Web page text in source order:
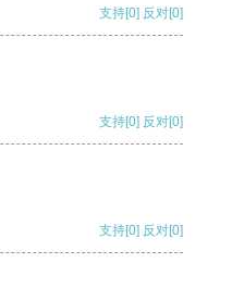
支持[0] 反对[0]
支持[0] 反对[0]
支持[0] 反对[0]